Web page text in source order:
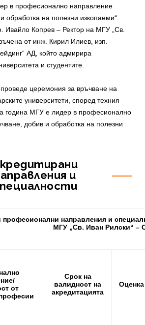
в професионално направление
обработка на полезни изкопаеми“.
Ивайло Копрев – Ректор на МГУ „Св.
от инж. Кирил Илиев, изп.
АД, който адмирира
и студентите.
церемония за връчване на
университети, според техния
година МГУ е лидер в професионално
добив и обработка на полезни
и
професионални направления и
МГУ „Св. Иван Рилски“ –
от
Срок на
валидност на
акредитацията
Оценка